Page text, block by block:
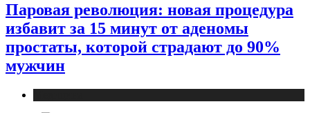
Паровая революция: новая процедура
избавит за 15 минут от аденомы
простаты, которой страдают до 90%
мужчин